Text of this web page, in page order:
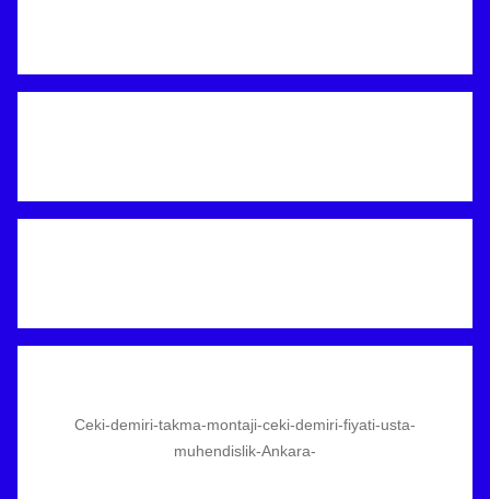
Ceki-demiri-takma-montaji-ceki-demiri-fiyati-usta-
muhendislik-Ankara-